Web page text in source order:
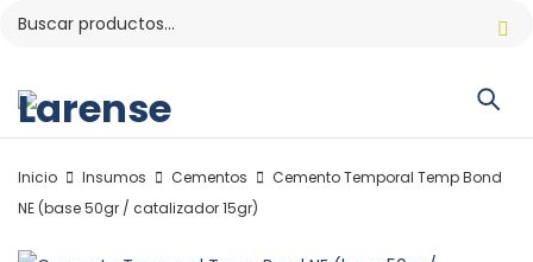
Inicio Insumos Cementos
Cemento Temporal Temp Bond
NE (base 50gr / catalizador 15gr)